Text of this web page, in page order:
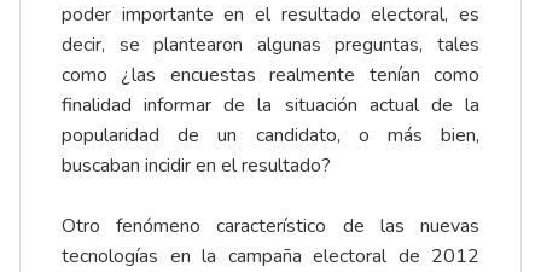
poder importante en el resultado electoral, es
decir, se plantearon algunas preguntas, tales
como ¿las encuestas realmente tenían como
finalidad informar de la situación actual de la
popularidad de un candidato, o más bien,
buscaban incidir en el resultado?
Otro fenómeno característico de las nuevas
tecnologías en la campaña electoral de 2012